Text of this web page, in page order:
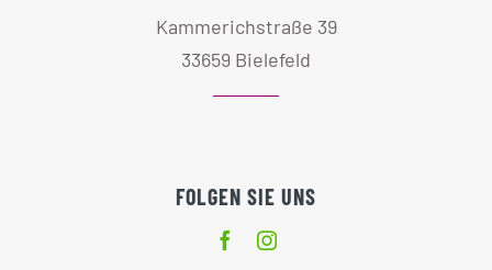
Kammerichstraße 39
33659 Bielefeld
FOLGEN SIE UNS